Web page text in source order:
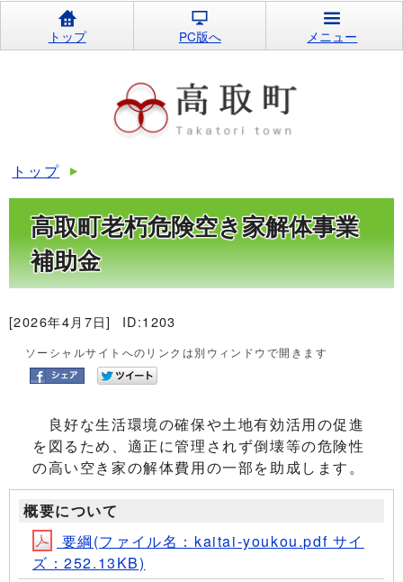
トップ PC版へ メニュー
トップ
高取町老朽危険空き家解体事業
補助金
[2026年4月7日] ID:1203
ソーシャルサイトへのリンクは別ウィンドウで開きます
良好な生活環境の確保や土地有効活用の促進
を図るため、適正に管理されず倒壊等の危険性
の高い空き家の解体費用の一部を助成します。
概要について
要綱(ファイル名：kaitai-youkou.pdf サイ
ズ：252.13KB)